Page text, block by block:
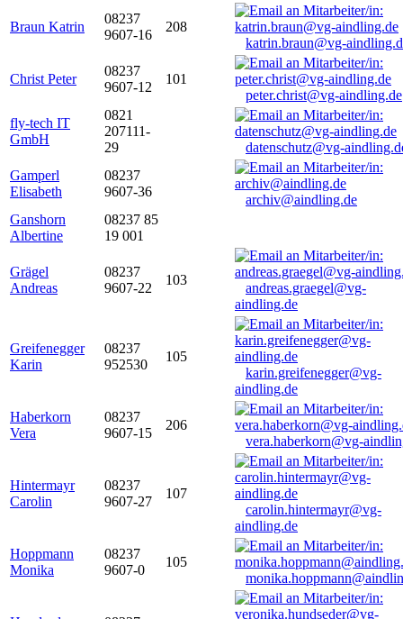
Braun Katrin
08237
9607-16
208
katrin.braun@vg-
Christ Peter
08237
9607-12
101
peter.christ@vg-aindling.de
fly-tech IT
GmbH
0821
207111-
29
datenschutz@vg-
Gamperl
Elisabeth
08237
9607-36
archiv@aindling.de
Ganshorn
Albertine
08237 85
19 001
Grägel
Andreas
08237
9607-22
103
andreas.graegel@vg-
aindling.de
Greifenegger
Karin
08237
952530
105
karin.greifenegger@vg-
aindling.de
Haberkorn
Vera
08237
9607-15
206
vera.haberkorn@vg-
Hintermayr
Carolin
08237
9607-27
107
carolin.hintermayr@vg-
aindling.de
Hoppmann
Monika
08237
9607-0
105